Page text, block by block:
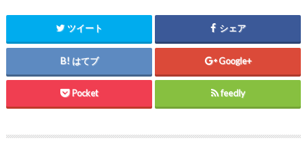
開
す
)
新
し
い
ウ
ィ
ン
ド
ウ
で
開
き
ま
開
す
)
ツイート シェア
はてブ Google+
Pocket feedly